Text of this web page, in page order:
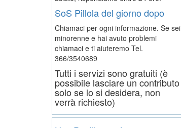
SoS Pillola del giorno dopo
Chiamaci per ogni informazione. Se sei
minorenne e hai avuto problemi
chiamaci e ti aiuteremo Tel.
366/3540689
Tutti i servizi sono gratuiti (è
possibile lasciare un contributo
solo se lo si desidera, non
verrà richiesto)